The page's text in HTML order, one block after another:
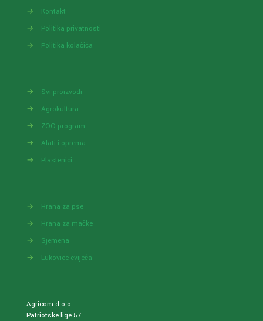
→
Kontakt
→
Politika privatnosti
→
Politika kolačića
→
Svi proizvodi
→
Agrokultura
→
ZOO program
→
Alati i oprema
→
Plastenici
→
Hrana za pse
→
Hrana za mačke
→
Sjemena
→
Lukovice cvijeća
Agricom d.o.o.
Patriotske lige 57